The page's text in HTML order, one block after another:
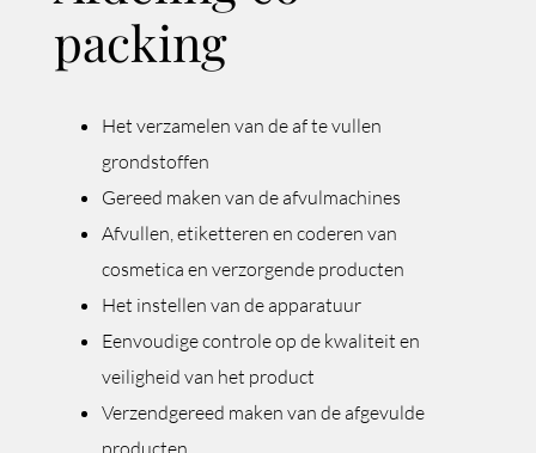
packing
Het verzamelen van de af te vullen
grondstoffen
Gereed maken van de afvulmachines
Afvullen, etiketteren en coderen van
cosmetica en verzorgende producten
Het instellen van de apparatuur
Eenvoudige controle op de kwaliteit en
veiligheid van het product
Verzendgereed maken van de afgevulde